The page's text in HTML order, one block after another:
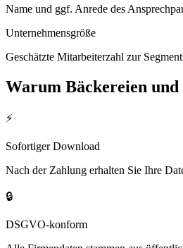
Name und ggf. Anrede des
Unternehmensgröße
Geschätzte Mitarbeiterzahl zur
Warum Bäckereien
⚡
Sofortiger Download
Nach der Zahlung erhalten Sie Ihre
🔒
DSGVO-konform